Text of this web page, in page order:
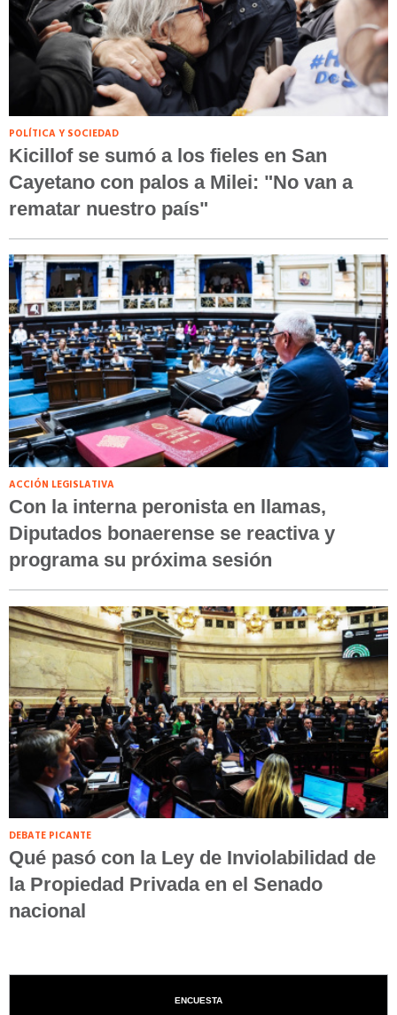
POLÍTICA Y SOCIEDAD
Kicillof se sumó a los fieles en San
Cayetano con palos a Milei: "No van a
rematar nuestro país"
ACCIÓN LEGISLATIVA
Con la interna peronista en llamas,
Diputados bonaerense se reactiva y
programa su próxima sesión
DEBATE PICANTE
Qué pasó con la Ley de Inviolabilidad de
la Propiedad Privada en el Senado
nacional
ENCUESTA